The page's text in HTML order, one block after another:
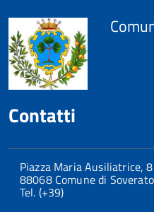
Contatti
Piazza Maria Ausiliatrice, 8
88068 Comune di Soverato
Tel. (+39)